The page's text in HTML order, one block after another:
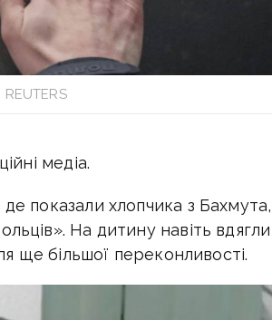
медіа.
показали хлопчика з Бахмута,
На дитину навіть вдягли
ще більшої переконливості.